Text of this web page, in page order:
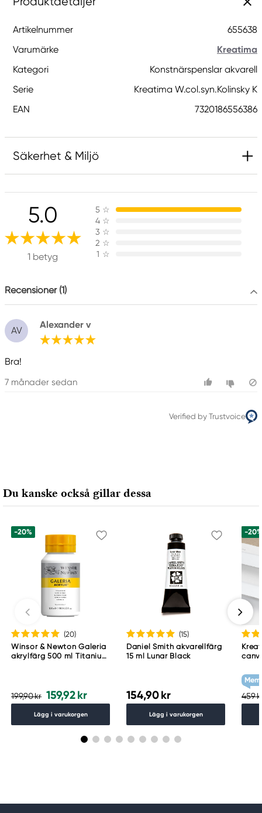
Artikelnummer
655638
Varumärke
Kreatima
Kategori
Konstnärspenslar akvarell
Serie
Kreatima W.col.syn.Kolinsky K
EAN
7320186556386
Säkerhet & Miljö
Ansvarig EU
Kreatima
Panduro
205 14 Malmö, Sweden
www.panduro.com
5.0
1 betyg
5 ☆
4 ☆
3 ☆
2 ☆
1 ☆
Recensioner (1)
AV
Alexander v
Bra!
7 månader sedan
Verified by Trustvoice
Du kanske också gillar dessa
-20%
(20)
Winsor & Newton Galeria
akrylfärg 500 ml Titanium
199,90 kr 159,92 kr
Lägg i varukorgen
(15)
Daniel Smith akvarellfärg
15 ml Lunar Black
154,90 kr
Lägg i varukorgen
-
g/m²
459